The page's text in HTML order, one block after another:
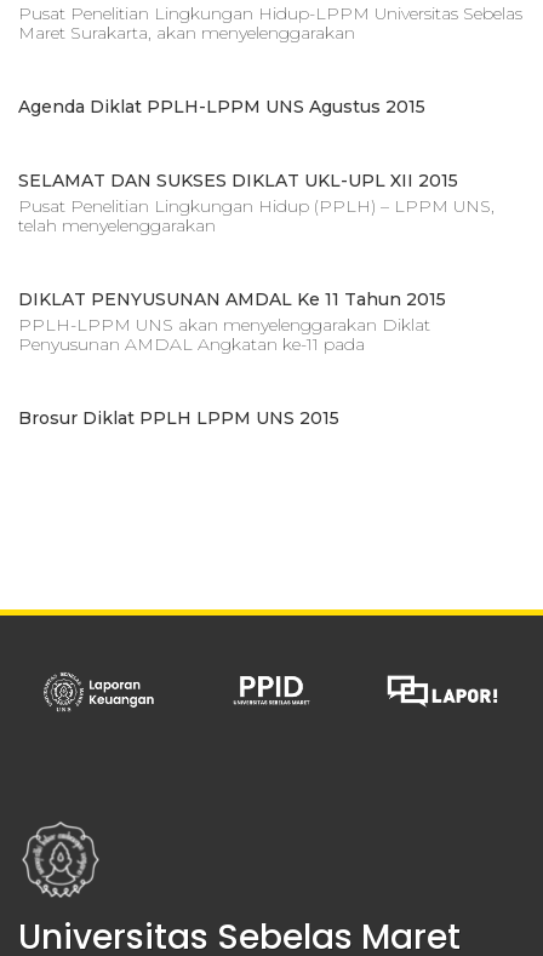
Pusat Penelitian Lingkungan Hidup-LPPM Universitas Sebelas
Maret Surakarta, akan menyelenggarakan
Agenda Diklat PPLH-LPPM UNS Agustus 2015
SELAMAT DAN SUKSES DIKLAT UKL-UPL XII 2015
Pusat Penelitian Lingkungan Hidup (PPLH) – LPPM UNS,
telah menyelenggarakan
DIKLAT PENYUSUNAN AMDAL Ke 11 Tahun 2015
PPLH-LPPM UNS akan menyelenggarakan Diklat
Penyusunan AMDAL Angkatan ke-11 pada
Brosur Diklat PPLH LPPM UNS 2015
Universitas Sebelas Maret